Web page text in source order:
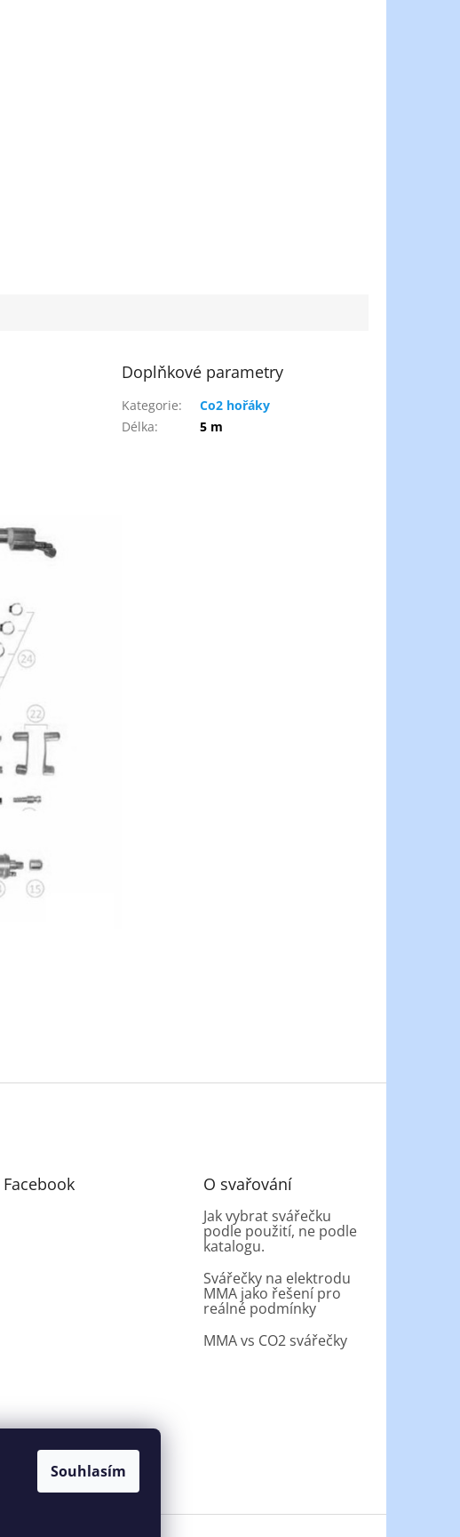
Souhlasím
Doplňkové parametry
Kategorie:
Co2 hořáky
Délka: 5 m
Facebook O svařování
Jak vybrat svářečku
podle použití, ne podle
katalogu.
Svářečky na elektrodu
MMA jako řešení pro
reálné podmínky
MMA vs CO2 svářečky
svářečky